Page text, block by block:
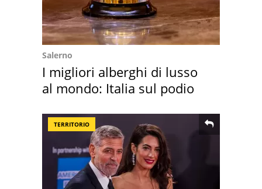
Salerno
I migliori alberghi di lusso
al mondo: Italia sul podio
TERRITORIO